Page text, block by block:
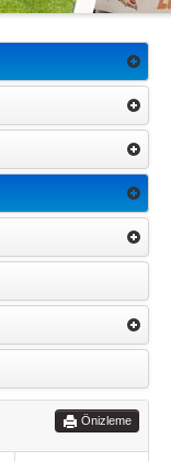
Önizleme